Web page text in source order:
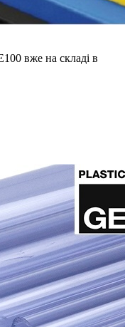
вже на складі в